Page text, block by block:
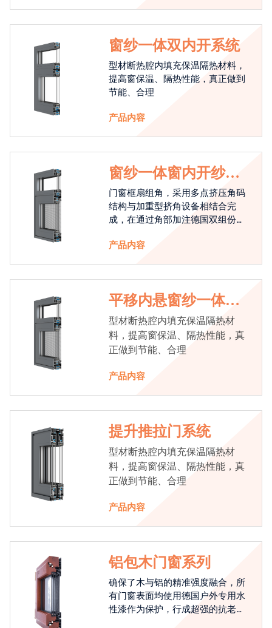
窗纱一体双内开系统
型材断热腔内填充保温隔热材料，
提高窗保温、隔热性能，真正做到
节能、合理
产品内容
窗纱一体窗内开纱外
开系统
门窗框扇组角，采用多点挤压角码
结构与加重型挤角设备相结合完
成，在通过角部加注德国双组份胶
强度，促使窗使用寿命提升5-10
产品内容
平移内悬窗纱一体系
统
型材断热腔内填充保温隔热材
料，提高窗保温、隔热性能，真
正做到节能、合理
产品内容
提升推拉门系统
型材断热腔内填充保温隔热材
料，提高窗保温、隔热性能，真
正做到节能、合理
产品内容
铝包木门窗系列
确保了木与铝的精准强度融合，所
有门窗表面均使用德国户外专用水
性漆作为保护，行成超强的抗老化